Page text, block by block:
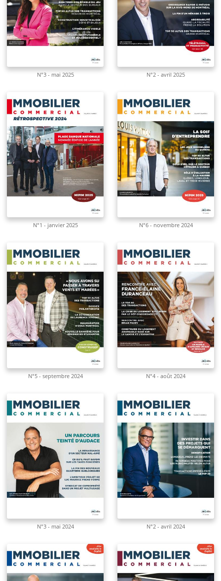
N°3 - mai 2025 N°2 - avril 2025
N°1 - janvier 2025 N°6 - novembre 2024
N°5 - septembre 2024 N°4 - août 2024
N°3 - mai 2024 N°2 - avril 2024